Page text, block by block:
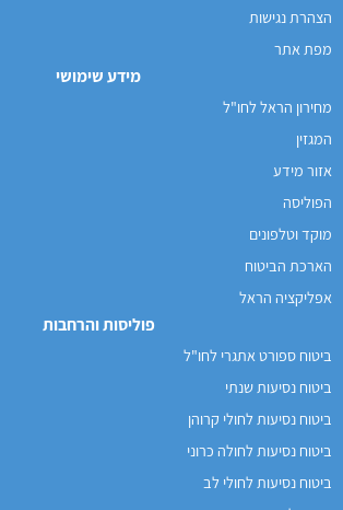
הצהרת נגישות
מפת אתר
מידע שימושי
מחירון הראל לחו"ל
המגזין
אזור מידע
הפוליסה
מוקד וטלפונים
הארכת הביטוח
אפליקציה הראל
פוליסות והרחבות
ביטוח ספורט אתגרי לחו"ל
ביטוח נסיעות שנתי
ביטוח נסיעות לחולי קרוהן
ביטוח נסיעות לחולה כרוני
ביטוח נסיעות לחולי לב